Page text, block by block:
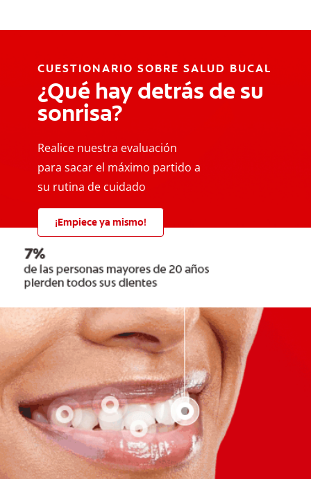
CUESTIONARIO SOBRE SALUD BUCAL
¿Qué hay detrás de su
sonrisa?
Realice nuestra evaluación
para sacar el máximo partido a
su rutina de cuidado
¡Empiece ya mismo!